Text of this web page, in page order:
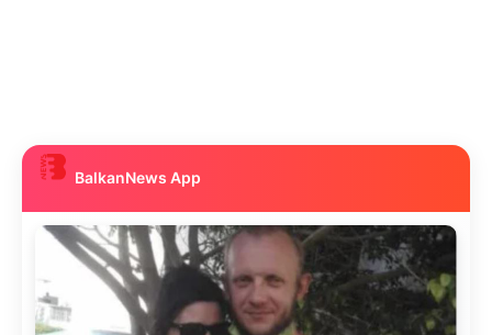
BalkanNews App